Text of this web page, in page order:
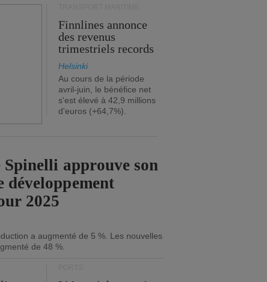
Finnlines annonce
des revenus
trimestriels records
Helsinki
Au cours de la période
avril-juin, le bénéfice net
s'est élevé à 42,9 millions
d'euros (+64,7%).
Spinelli approuve son
développement
2025
a augmenté de 5 %. Les nouvelles
de 48 %.